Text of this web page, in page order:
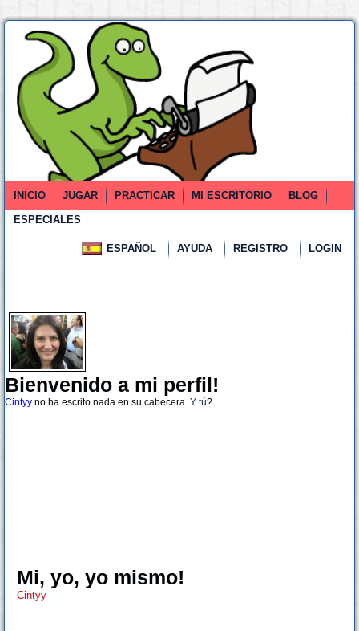
INICIO JUGAR PRACTICAR MI ESCRITORIO
BLOG
ESPECIALES
ESPAÑOL AYUDA REGISTRO LOGIN
Bienvenido a mi perfil!
Cintyy no ha escrito nada en su cabecera. Y tú?
Mi, yo, yo mismo!
Cintyy